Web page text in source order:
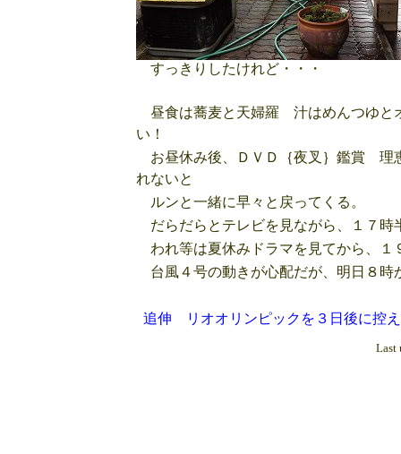
すっきりしたけれど・・・
昼食は蕎麦と天婦羅 汁はめんつゆと
い！
お昼休み後、ＤＶＤ｛夜叉｝鑑賞 理
れないと
ルンと一緒に早々と戻ってくる。
だらだらとテレビを見ながら、１７時
われ等は夏休みドラマを見てから、１
台風４号の動きが心配だが、明日８
追伸 リオオリンピックを３日後に控
Last